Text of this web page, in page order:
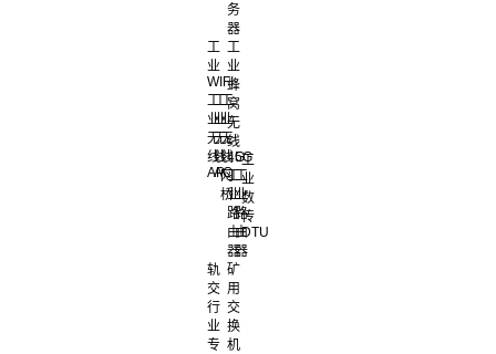
务
器
工
业
WIFI
工
业
无
线
AP
工
业
无
线
AC
工
业
无
线
网
桥
工
业
蜂
窝
无
线
4G
工
业
路
由
器
5G
工
业
路
由
器
工
业
数
传
DTU
轨
交
行
业
专
矿
用
交
换
机